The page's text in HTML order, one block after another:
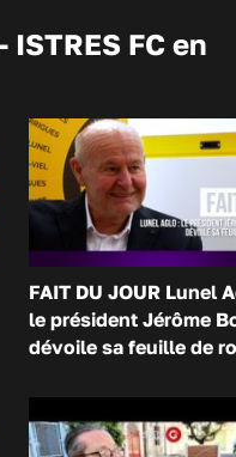
ISTRES FC en
FAIT DU JOUR Lunel
le président Jérôme
dévoile sa feuille de